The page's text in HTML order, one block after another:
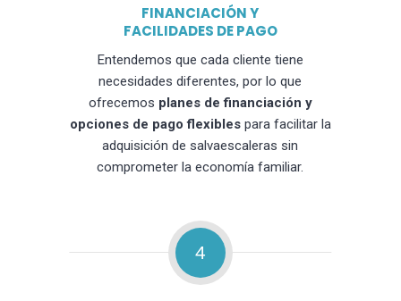
FINANCIACIÓN Y
FACILIDADES DE PAGO
Entendemos que cada cliente tiene
necesidades diferentes, por lo que
ofrecemos planes de financiación y
opciones de pago flexiblespara facilitar la
adquisición de salvaescaleras sin
comprometer la economía familiar.
4